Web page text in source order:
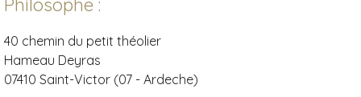
Philosophe :
40 chemin du petit théolier
Hameau Deyras
07410 Saint-Victor (07 - Ardeche)